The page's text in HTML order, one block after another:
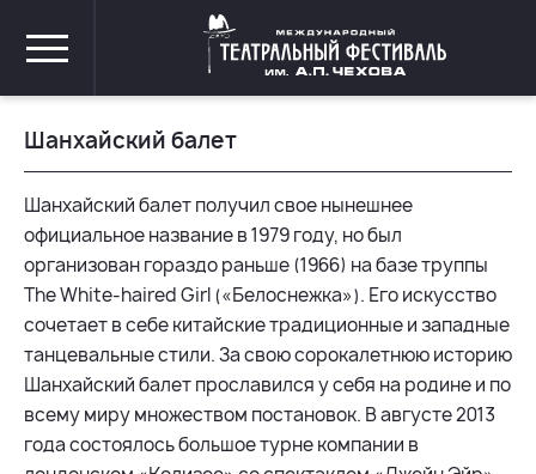
Шанхайский балет
Шанхайский балет получил свое нынешнее
официальное название в 1979 году, но был
организован гораздо раньше (1966) на базе труппы
The White-haired Girl («Белоснежка»). Его искусство
сочетает в себе китайские традиционные и западные
танцевальные стили. За свою сорокалетнюю историю
Шанхайский балет прославился у себя на родине и по
всему миру множеством постановок. В августе 2013
года состоялось большое турне компании в